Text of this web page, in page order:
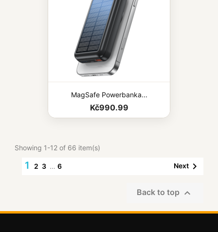
MagSafe Powerbanka...
Kč990.99
Showing 1-12 of 66 item(s)
1 2 3 … 6 Next 
Back to top 